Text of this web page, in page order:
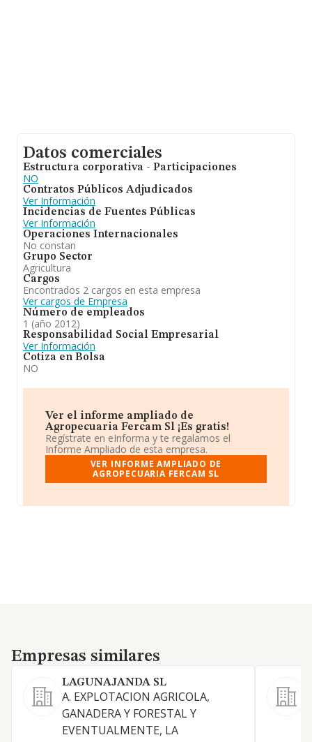
Datos comerciales
Estructura corporativa - Participaciones
NO
Contratos Públicos Adjudicados
Ver Información
Incidencias de Fuentes Públicas
Ver Información
Operaciones Internacionales
No constan
Grupo Sector
Agricultura
Cargos
Encontrados 2 cargos en esta empresa
Ver cargos de Empresa
Número de empleados
1 (año 2012)
Responsabilidad Social Empresarial
Ver Información
Cotiza en Bolsa
NO
Ver el informe ampliado de
Agropecuaria Fercam Sl ¡Es gratis!
Regístrate en eInforma y te regalamos el
Informe Ampliado de esta empresa.
VER INFORME AMPLIADO DE
AGROPECUARIA FERCAM SL
Empresas similares
Empresas similares
LAGUNAJANDA SL
A. EXPLOTACION AGRICOLA,
GANADERA Y FORESTAL Y
EVENTUALMENTE, LA